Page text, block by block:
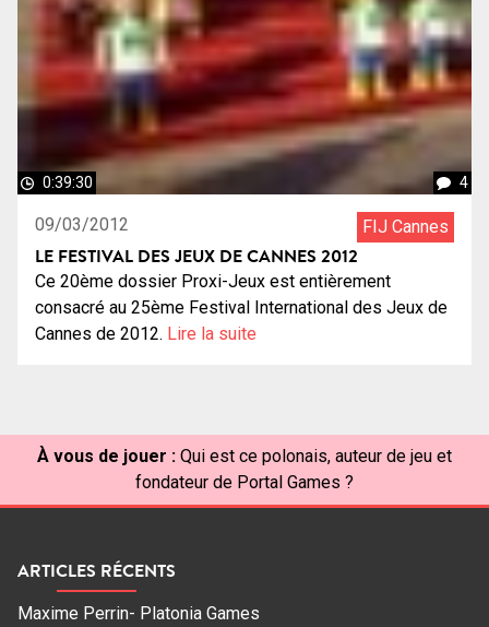
0:39:30 4
09/03/2012 FIJ Cannes
LE FESTIVAL DES JEUX DE CANNES 2012
Ce 20ème dossier Proxi-Jeux est entièrement
consacré au 25ème Festival International des Jeux de
Cannes de 2012. Lire la suite
À vous de jouer : Qui est ce polonais, auteur de jeu et
fondateur de Portal Games ?
ARTICLES RÉCENTS
Maxime Perrin- Platonia Games